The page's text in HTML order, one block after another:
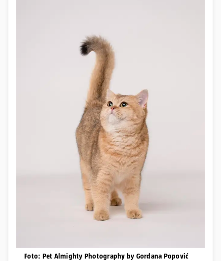
Foto: Pet Almighty Photography by Gordana Popović